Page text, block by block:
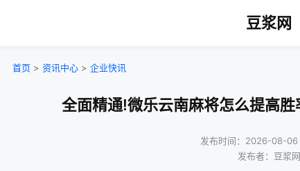
豆浆网
首页 > 资讯中心 > 企业快讯
全面精通!微乐云南麻将怎么提高
发布时间：2026-08-06
发布者：豆浆网